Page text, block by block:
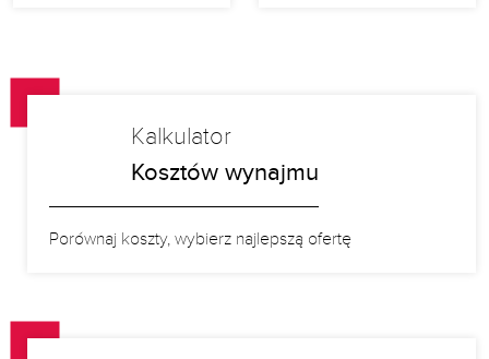
Kalkulator
Kosztów wynajmu
Porównaj koszty, wybierz najlepszą ofertę